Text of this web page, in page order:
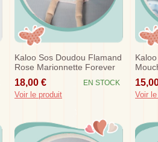
Kaloo Sos Doudou Flamand
Rose Marionnette Forever
18,00 € EN STOCK
Voir le produit Voir